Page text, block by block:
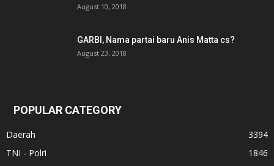
August 10, 2018
GARBI, Nama partai baru Anis Matta cs?
August 23, 2018
POPULAR CATEGORY
Daerah
3394
TNI - Polri
1846